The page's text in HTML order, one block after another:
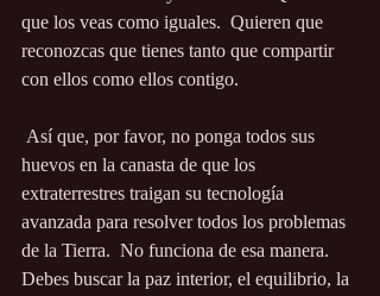
que los veas como iguales.  Quieren que
reconozcas que tienes tanto que compartir
con ellos como ellos contigo.
huevos en la canasta de que los
extraterrestres traigan su tecnología
avanzada para resolver todos los problemas
de la Tierra.  No funciona de esa manera.
Debes buscar la paz interior, el equilibrio, la